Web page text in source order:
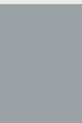
Person beziehen, zu